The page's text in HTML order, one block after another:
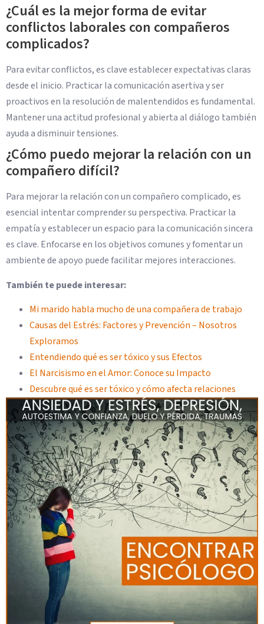
¿Cuál es la mejor forma de evitar
conflictos laborales con compañeros
complicados?
Para evitar conflictos, es clave establecer expectativas claras
desde el inicio. Practicar la comunicación asertiva y ser
proactivos en la resolución de malentendidos es fundamental.
Mantener una actitud profesional y abierta al diálogo también
ayuda a disminuir tensiones.
¿Cómo puedo mejorar la relación con un
compañero difícil?
Para mejorar la relación con un compañero complicado, es
esencial intentar comprender su perspectiva. Practicar la
empatía y establecer un espacio para la comunicación sincera
es clave. Enfocarse en los objetivos comunes y fomentar un
ambiente de apoyo puede facilitar mejores interacciones.
También te puede interesar:
Mi marido habla mucho de una compañera de trabajo
Causas del Estrés: Factores y Prevención – Nosotros
Exploramos
Entendiendo qué es ser tóxico y sus Efectos
El Narcisismo en el Amor: Conoce su Impacto
Descubre qué es ser tóxico y cómo afecta relaciones